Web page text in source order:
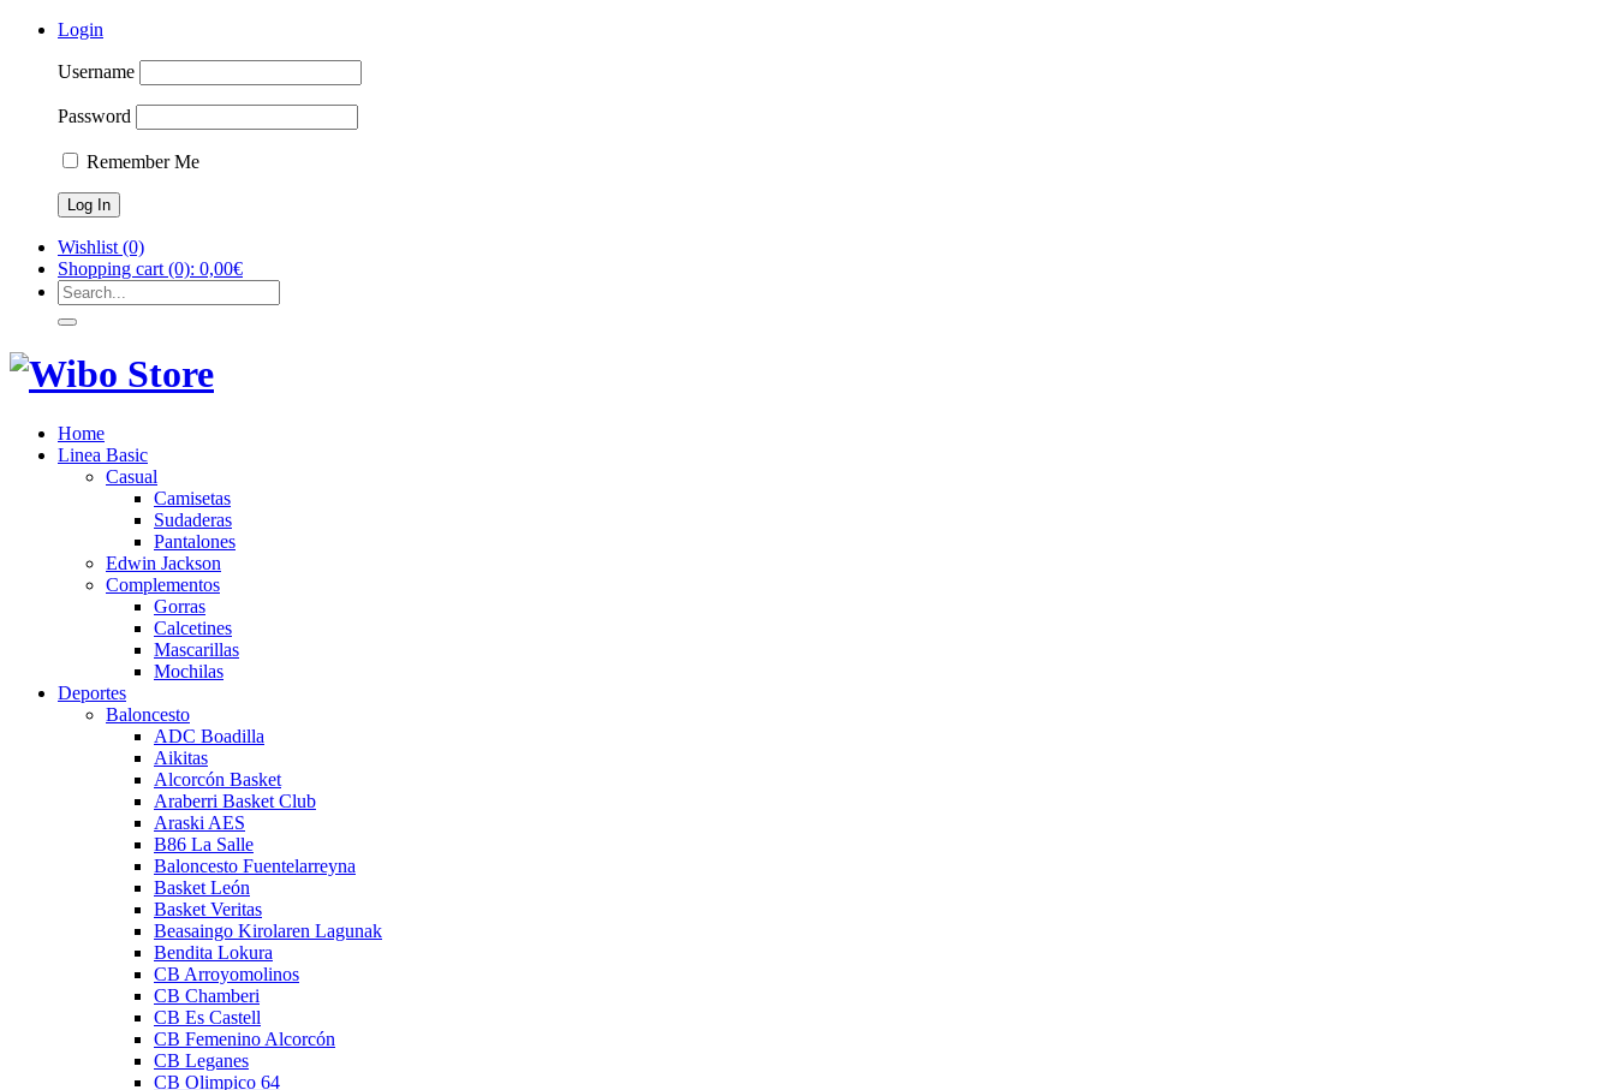
Login
Username
Password
Remember Me
Wishlist (0)
Shopping cart (0): 0,00€
Home
Linea Basic
Casual
Camisetas
Sudaderas
Pantalones
Edwin Jackson
Complementos
Gorras
Calcetines
Mascarillas
Mochilas
Deportes
Baloncesto
ADC Boadilla
Aikitas
Alcorcón Basket
Araberri Basket Club
Araski AES
B86 La Salle
Baloncesto Fuentelarreyna
Basket León
Basket Veritas
Beasaingo Kirolaren Lagunak
Bendita Lokura
CB Arroyomolinos
CB Chamberi
CB Es Castell
CB Femenino Alcorcón
CB Leganes
CB Olimpico 64